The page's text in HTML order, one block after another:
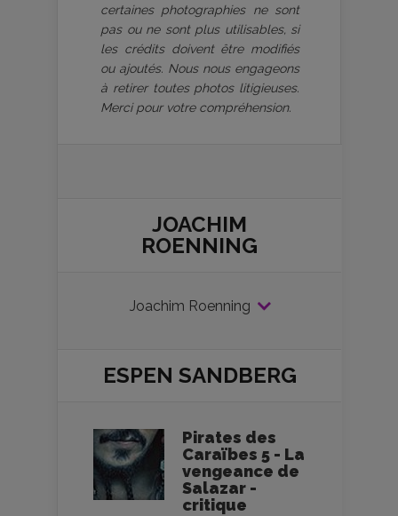
certaines photographies ne sont
pas ou ne sont plus utilisables, si
les crédits doivent être modifiés
ou ajoutés. Nous nous engageons
à retirer toutes photos litigieuses.
Merci pour votre compréhension.
JOACHIM
ROENNING
Joachim Roenning
ESPEN SANDBERG
Pirates des
Caraïbes 5 - La
vengeance de
Salazar -
critique